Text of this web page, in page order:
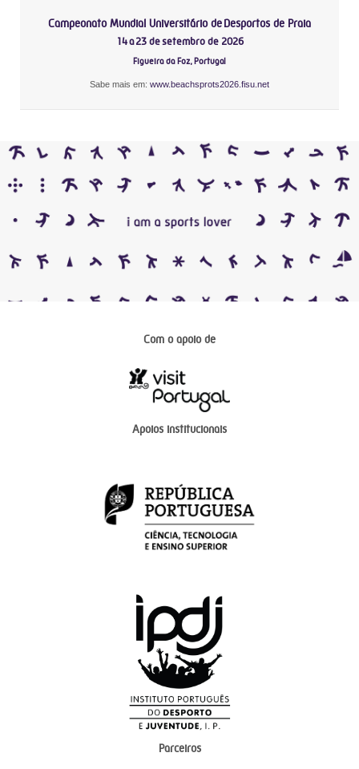
Campeonato Mundial Universitário de Desportos de Praia
14 a 23 de setembro de 2026
Figueira da Foz, Portugal
Sabe mais em: www.beachsprots2026.fisu.net
Com o apoio de
Apoios institucionais
Parceiros